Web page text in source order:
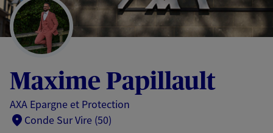
de
page
Maxime Papillault
AXA Epargne et Protection
Conde Sur Vire (50)